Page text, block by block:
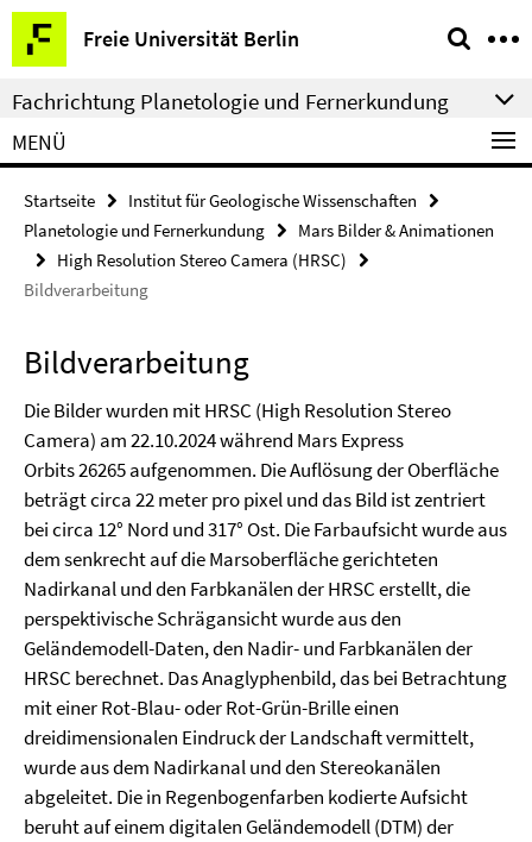
Springe
direkt
zu
Inhalt
Freie Universität Berlin
Service-
Navigation
Fachrichtung Planetologie und Fernerkundung
MENÜ
Startseite
Institut für Geologische Wissenschaften
Planetologie und Fernerkundung
Mars Bilder & Animationen
High Resolution Stereo Camera (HRSC)
Bildverarbeitung
Bildverarbeitung
Die Bilder wurden mit HRSC (High Resolution Stereo
Camera) am 22.10.2024 während Mars Express
Orbits 26265 aufgenommen. Die Auflösung der Oberfläche
beträgt circa 22 meter pro pixel und das Bild ist zentriert
bei circa 12° Nord und 317° Ost. Die Farbaufsicht wurde aus
dem senkrecht auf die Marsoberfläche gerichteten
Nadirkanal und den Farbkanälen der HRSC erstellt, die
perspektivische Schrägansicht wurde aus den
Geländemodell-Daten, den Nadir- und Farbkanälen der
HRSC berechnet. Das Anaglyphenbild, das bei Betrachtung
mit einer Rot-Blau- oder Rot-Grün-Brille einen
dreidimensionalen Eindruck der Landschaft vermittelt,
wurde aus dem Nadirkanal und den Stereokanälen
abgeleitet. Die in Regenbogenfarben kodierte Aufsicht
beruht auf einem digitalen Geländemodell (DTM) der